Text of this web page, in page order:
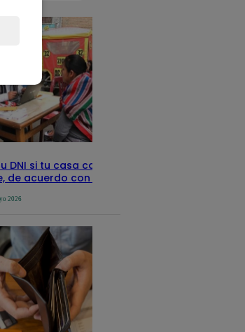
DNI si tu casa califica
de acuerdo con el Sisfoh
2026